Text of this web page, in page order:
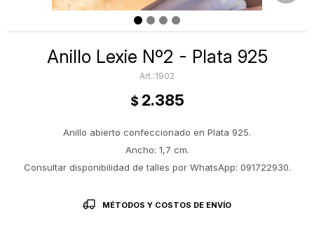
Anillo Lexie Nº2 - Plata 925
1902
$ 2.385
Anillo abierto confeccionado en Plata 925.
Ancho: 1,7 cm.
Consultar disponibilidad de talles por WhatsApp: 091722930.
MÉTODOS Y COSTOS DE ENVÍO